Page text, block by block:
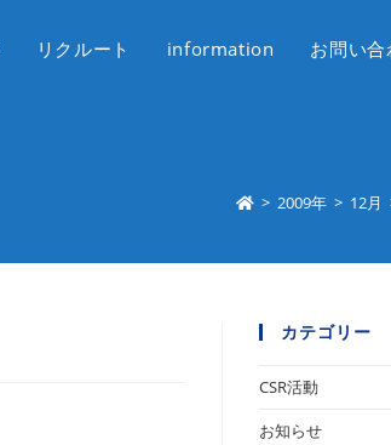
リクルート information お問い合
> 2009年 > 12月
カテゴリー
CSR活動
お知らせ